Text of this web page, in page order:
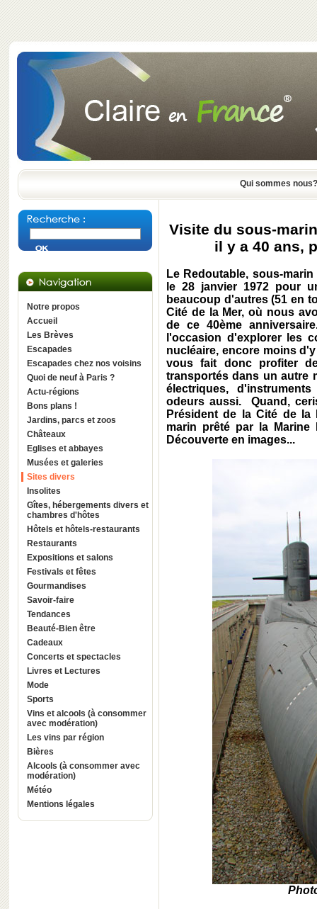
Qui sommes nous?
Notre propos
Accueil
Les Brèves
Escapades
Escapades chez nos voisins
Quoi de neuf à Paris ?
Actu-régions
Bons plans !
Jardins, parcs et zoos
Châteaux
Eglises et abbayes
Musées et galeries
Sites divers
Insolites
Gîtes, hébergements divers et
chambres d'hôtes
Hôtels et hôtels-restaurants
Restaurants
Expositions et salons
Festivals et fêtes
Gourmandises
Savoir-faire
Tendances
Beauté-Bien être
Cadeaux
Concerts et spectacles
Livres et Lectures
Mode
Sports
Vins et alcools (à consommer
avec modération)
Les vins par région
Bières
Alcools (à consommer avec
modération)
Météo
Mentions légales
Visite du sous-
il y a 40 ans,
Le Redoutable, sous-
le 28 janvier 1972 pour
beaucoup d'autres (51 en
Cité de la Mer, où nous
de ce 40ème
l'occasion d'explorer les
nucléaire, encore moins
vous fait donc profiter
transportés dans un autre
électriques,
odeurs aussi. Quand,
Président de la Cité de la
marin prêté par la Marine
Découverte en images...